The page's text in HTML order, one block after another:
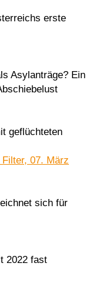
erste
Asylanträge? Ein
geflüchteten
07. März
sich für
2022 fast